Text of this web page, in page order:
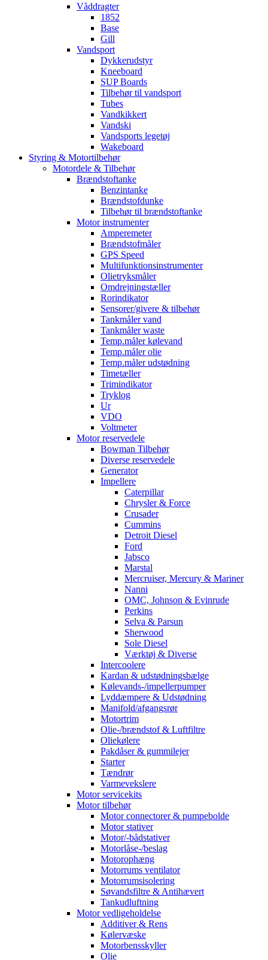
Våddragter
1852
Base
Gill
Vandsport
Dykkerudstyr
Kneeboard
SUP Boards
Tilbehør til vandsport
Tubes
Vandkikkert
Vandski
Vandsports legetøj
Wakeboard
Styring & Motortilbehør
Motordele & Tilbehør
Brændstoftanke
Benzintanke
Brændstofdunke
Tilbehør til brændstoftanke
Motor instrumenter
Amperemeter
Brændstofmåler
GPS Speed
Multifunktionsinstrumenter
Olietryksmåler
Omdrejningstæller
Rorindikator
Sensorer/givere & tilbehør
Tankmåler vand
Tankmåler waste
Temp.måler kølevand
Temp.måler olie
Temp.måler udstødning
Timetæller
Trimindikator
Tryklog
Ur
VDO
Voltmeter
Motor reservedele
Bowman Tilbehør
Diverse reservedele
Generator
Impellere
Caterpillar
Chrysler & Force
Crusader
Cummins
Detroit Diesel
Ford
Jabsco
Marstal
Mercruiser, Mercury & Mariner
Nanni
OMC, Johnson & Evinrude
Perkins
Selva & Parsun
Sherwood
Sole Diesel
Værktøj & Diverse
Intercoolere
Kardan & udstødningsbælge
Kølevands-/impellerpumper
Lyddæmpere & Udstødning
Manifold/afgangsrør
Motortrim
Olie-/brændstof & Luftfiltre
Oliekølere
Pakdåser & gummilejer
Starter
Tændrør
Varmevekslere
Motor servicekits
Motor tilbehør
Motor connectorer & pumpebolde
Motor stativer
Motor/-bådstativer
Motorlåse-/beslag
Motorophæng
Motorrums ventilator
Motorrumsisolering
Søvandsfiltre & Antihævert
Tankudluftning
Motor vedligeholdelse
Additiver & Rens
Kølervæske
Motorbensskyller
Olie